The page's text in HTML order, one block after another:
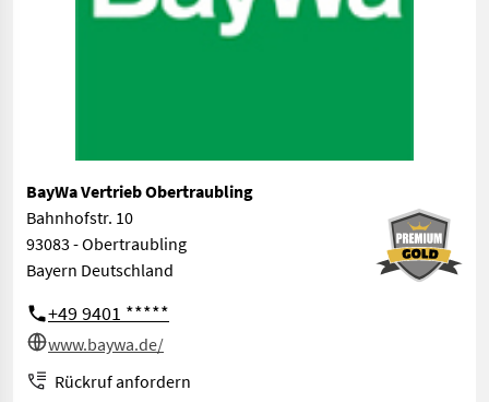
BayWa Vertrieb Obertraubling
Bahnhofstr. 10
93083 - Obertraubling
Bayern Deutschland
+49 9401 *****
www.baywa.de/
Rückruf anfordern